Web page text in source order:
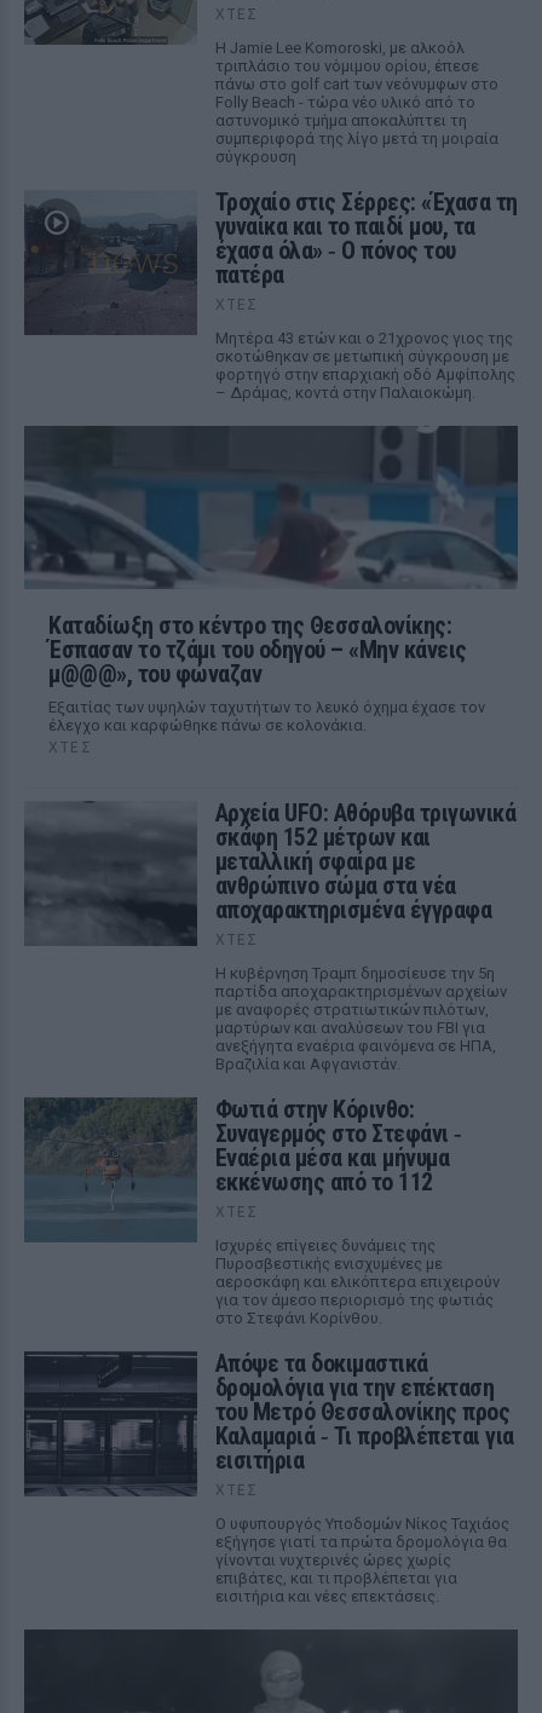
ΧΤΕΣ
Η Jamie Lee Komoroski, με αλκοόλ
τριπλάσιο του νόμιμου ορίου, έπεσε
πάνω στο golf cart των νεόνυμφων στο
Folly Beach - τώρα νέο υλικό από το
αστυνομικό τμήμα αποκαλύπτει τη
συμπεριφορά της λίγο μετά τη μοιραία
σύγκρουση
Τροχαίο στις Σέρρες: «Έχασα τη
γυναίκα και το παιδί μου, τα
έχασα όλα» ‑ Ο πόνος του
πατέρα
ΧΤΕΣ
Μητέρα 43 ετών και ο 21χρονος γιος της
σκοτώθηκαν σε μετωπική σύγκρουση με
φορτηγό στην επαρχιακή οδό Αμφίπολης
– Δράμας, κοντά στην Παλαιοκώμη.
Καταδίωξη στο κέντρο της Θεσσαλονίκης:
Έσπασαν το τζάμι του οδηγού – «Μην κάνεις
μ@@@», του φώναζαν
Εξαιτίας των υψηλών ταχυτήτων το λευκό όχημα έχασε τον
έλεγχο και καρφώθηκε πάνω σε κολονάκια.
ΧΤΕΣ
Αρχεία UFO: Αθόρυβα τριγωνικά
σκάφη 152 μέτρων και
μεταλλική σφαίρα με
ανθρώπινο σώμα στα νέα
αποχαρακτηρισμένα έγγραφα
ΧΤΕΣ
Η κυβέρνηση Τραμπ δημοσίευσε την 5η
παρτίδα αποχαρακτηρισμένων αρχείων
με αναφορές στρατιωτικών πιλότων,
μαρτύρων και αναλύσεων του FBI για
ανεξήγητα εναέρια φαινόμενα σε ΗΠΑ,
Βραζιλία και Αφγανιστάν.
Φωτιά στην Κόρινθο:
Συναγερμός στο Στεφάνι ‑
Εναέρια μέσα και μήνυμα
εκκένωσης από το 112
ΧΤΕΣ
Ισχυρές επίγειες δυνάμεις της
Πυροσβεστικής ενισχυμένες με
αεροσκάφη και ελικόπτερα επιχειρούν
για τον άμεσο περιορισμό της φωτιάς
στο Στεφάνι Κορίνθου.
Απόψε τα δοκιμαστικά
δρομολόγια για την επέκταση
του Μετρό Θεσσαλονίκης προς
Καλαμαριά ‑ Τι προβλέπεται για
εισιτήρια
ΧΤΕΣ
Ο υφυπουργός Υποδομών Νίκος Ταχιάος
εξήγησε γιατί τα πρώτα δρομολόγια θα
γίνονται νυχτερινές ώρες χωρίς
επιβάτες, και τι προβλέπεται για
εισιτήρια και νέες επεκτάσεις.